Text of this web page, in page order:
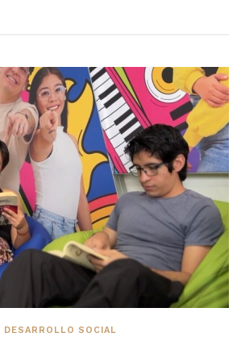
DESARROLLO SOCIAL